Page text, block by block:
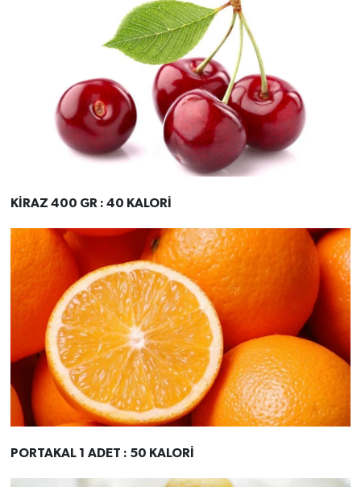
KİRAZ 400 GR : 40 KALORİ
PORTAKAL 1 ADET : 50 KALORİ